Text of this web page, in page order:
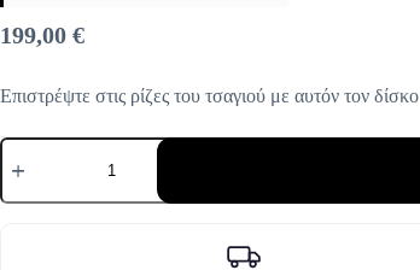
199,00 €
Επιστρέψτε στις ρίζες του τσαγιού με αυτόν τον
Κινέζικος
δίσκος
αντίκες